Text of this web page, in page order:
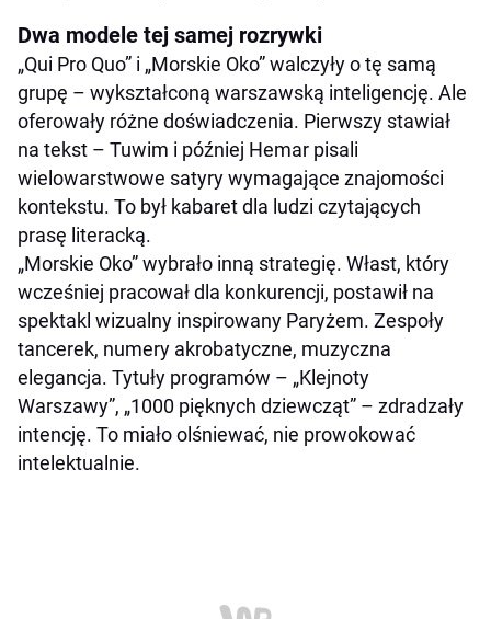
Dwa modele tej samej rozrywki
„Qui Pro Quo” i „Morskie Oko” walczyły o tę samą
grupę – wykształconą warszawską inteligencję. Ale
oferowały różne doświadczenia. Pierwszy stawiał
na tekst – Tuwim i później Hemar pisali
wielowarstwowe satyry wymagające znajomości
kontekstu. To był kabaret dla ludzi czytających
prasę literacką.
„Morskie Oko” wybrało inną strategię. Włast, który
wcześniej pracował dla konkurencji, postawił na
spektakl wizualny inspirowany Paryżem. Zespoły
tancerek, numery akrobatyczne, muzyczna
elegancja. Tytuły programów – „Klejnoty
Warszawy”, „1000 pięknych dziewcząt” – zdradzały
intencję. To miało olśniewać, nie prowokować
intelektualnie.